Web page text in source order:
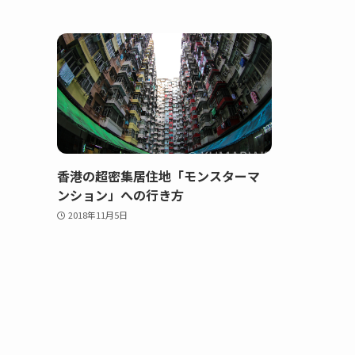
香港の超密集居住地「モンスターマ
ンション」への行き方
2018年11月5日